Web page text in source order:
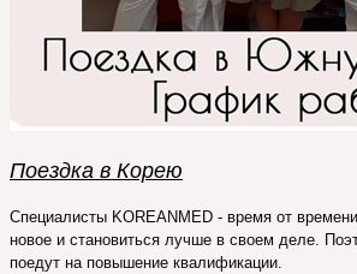
Поездка в Корею
Специалисты KOREANMED - время от
новое и становиться лучше в своем деле.
поедут на повышение квалификации.